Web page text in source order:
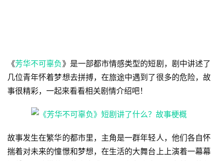
《芳华不可辜负》是一部都市情感类型的短剧，剧中讲述了
几位青年怀着梦想去拼搏，在旅途中遇到了很多的危险，故
事很精彩，一起来看看相关剧情介绍吧！
故事发生在繁华的都市里，主角是一群年轻人，他们各自怀
揣着对未来的憧憬和梦想，在生活的大舞台上上演着一幕幕